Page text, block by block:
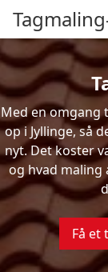
Med en omgang
op i Jyllinge, så
nyt. Det koster
og hvad maling
Få et